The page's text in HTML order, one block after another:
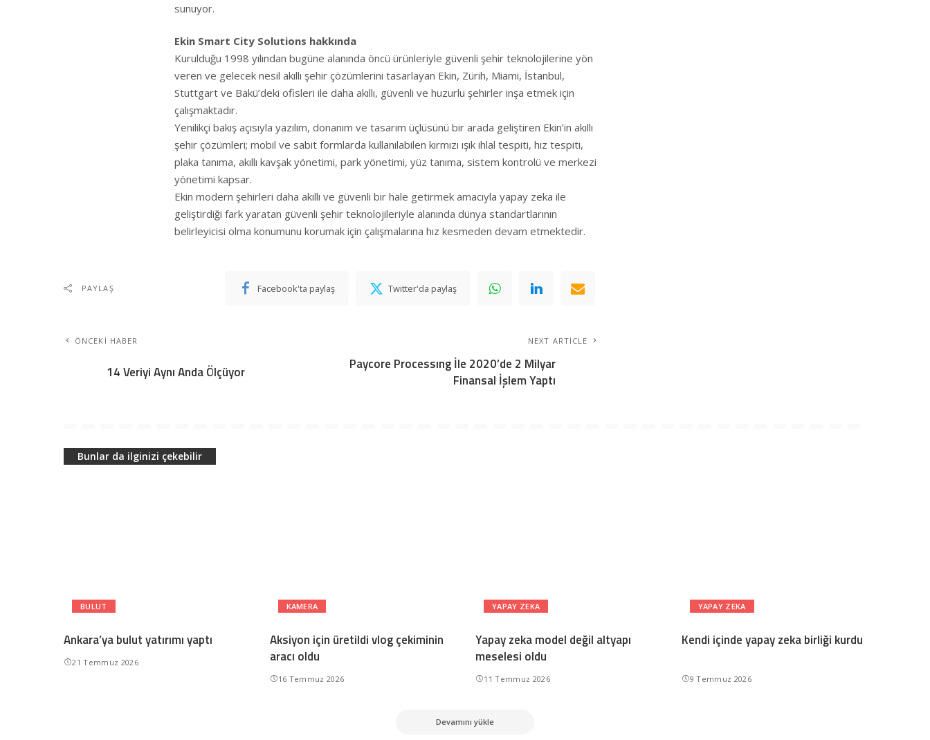
sunuyor.
Ekin Smart City Solutions hakkında
Kurulduğu 1998 yılından bugüne alanında öncü ürünleriyle güvenli şehir teknolojilerine yön
veren ve gelecek nesil akıllı şehir çözümlerini tasarlayan Ekin, Zürih, Miami, İstanbul,
Stuttgart ve Bakü’deki ofisleri ile daha akıllı, güvenli ve huzurlu şehirler inşa etmek için
çalışmaktadır.
Yenilikçi bakış açısıyla yazılım, donanım ve tasarım üçlüsünü bir arada geliştiren Ekin’in akıllı
şehir çözümleri; mobil ve sabit formlarda kullanılabilen kırmızı ışık ihlal tespiti, hız tespiti,
plaka tanıma, akıllı kavşak yönetimi, park yönetimi, yüz tanıma, sistem kontrolü ve merkezi
yönetimi kapsar.
Ekin modern şehirleri daha akıllı ve güvenli bir hale getirmek amacıyla yapay zeka ile
geliştirdiği fark yaratan güvenli şehir teknolojileriyle alanında dünya standartlarının
belirleyicisi olma konumunu korumak için çalışmalarına hız kesmeden devam etmektedir.
PAYLAŞ Facebook'ta paylaş Twitter'da paylaş
ÖNCEKI HABER
14 Veriyi Aynı Anda Ölçüyor
NEXT ARTICLE
Paycore Processıng İle 2020’de 2 Milyar
Finansal İşlem Yaptı
Bunlar da ilginizi çekebilir
BULUT
Ankara’ya bulut yatırımı yaptı
21 Temmuz 2026
KAMERA
Aksiyon için üretildi vlog çekiminin
aracı oldu
16 Temmuz 2026
YAPAY ZEKA
Yapay zeka model değil altyapı
meselesi oldu
11 Temmuz 2026
YAPAY ZEKA
Kendi içinde yapay zeka birliği kurdu
9 Temmuz 2026
Devamını yükle